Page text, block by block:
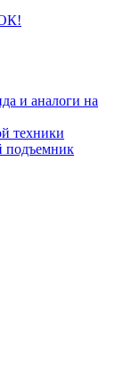
и аналоги на
техники
подъемник